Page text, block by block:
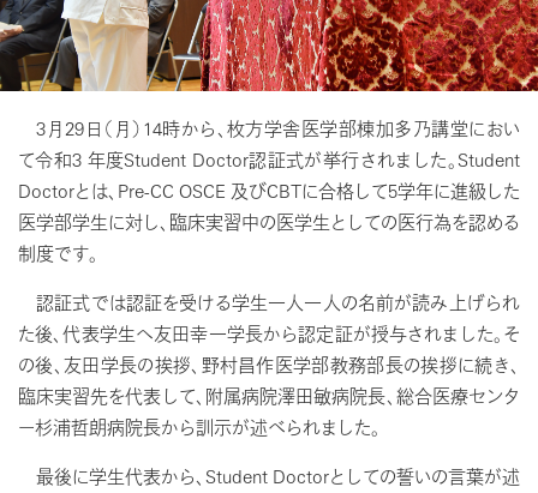
3月29日（月）14時から、枚方学舎医学部棟加多乃講堂におい
て令和3 年度Student Doctor認証式が挙行されました。Student
Doctorとは、Pre-CC OSCE 及びCBTに合格して5学年に進級した
医学部学生に対し、臨床実習中の医学生としての医行為を認める
制度です。
認証式では認証を受ける学生一人一人の名前が読み上げられ
た後、代表学生へ友田幸一学長から認定証が授与されました。そ
の後、友田学長の挨拶、野村昌作医学部教務部長の挨拶に続き、
臨床実習先を代表して、附属病院澤田敏病院長、総合医療センタ
ー杉浦哲朗病院長から訓示が述べられました。
最後に学生代表から、Student Doctorとしての誓いの言葉が述